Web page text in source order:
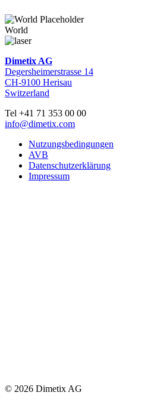
World
Dimetix AG
Degersheimerstrasse 14
CH-9100 Herisau
Switzerland
Tel +41 71 353 00 00
info@dimetix.com
Nutzungsbedingungen
AVB
Datenschutzerklärung
Impressum
© 2026 Dimetix AG